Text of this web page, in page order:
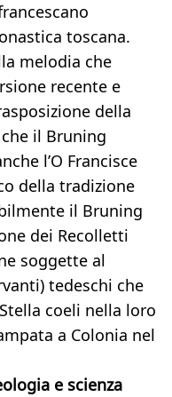
toscana.
melodia che
recente e
della
il Bruning
l’O Francisce
della tradizione
il Bruning
dei Recolletti
soggette al
tedeschi che
coeli nella loro
a Colonia nel
e scienza